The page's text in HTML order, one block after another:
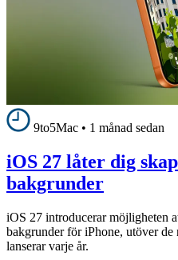
9to5Mac • 1 månad sedan
iOS 27 låter dig
bakgrunder
iOS 27 introducerar möjligheten
bakgrunder för iPhone, utöver
lanserar varje år.